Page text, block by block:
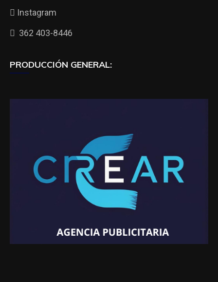
Instagram
362 403-8446
PRODUCCIÓN GENERAL: